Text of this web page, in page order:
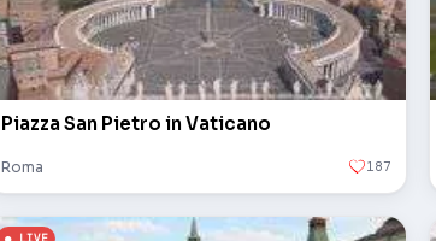
Piazza San Pietro in Vaticano
Roma 187